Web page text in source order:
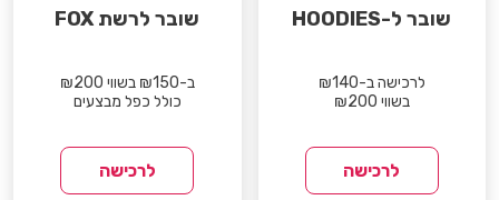
שובר ל-HOODIES
לרכישה ב-₪140
בשווי ₪200
לרכישה
שובר לרשת FOX
ב-₪150 בשווי ₪200
כולל כפל מבצעים
לרכישה